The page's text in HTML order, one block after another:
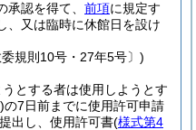
認を得て、 前項に規定す
、又は臨時に休館日を設け
規則10号・27年5号〕)
とする者は使用しようとす
の7日前までに使用許可申請
出し、使用許可書(様式第4